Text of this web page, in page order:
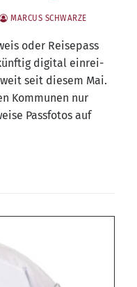
MARCUS SCHWARZE
oder Rei­se­pass
digi­tal ein­rei­
seit die­sem Mai.
Kom­mu­nen nur
Pass­fo­tos auf